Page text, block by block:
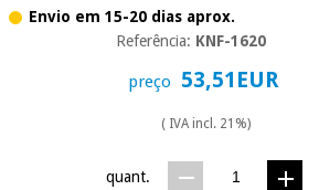
Envio em 15-20 dias aprox.
Referência: KNF-1620
preço 53,51EUR
( IVA incl. 21%)
quant.